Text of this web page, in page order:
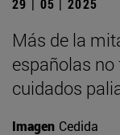
29 | 05 | 2025
Más de la
españolas
cuidados
Imagen Cedida